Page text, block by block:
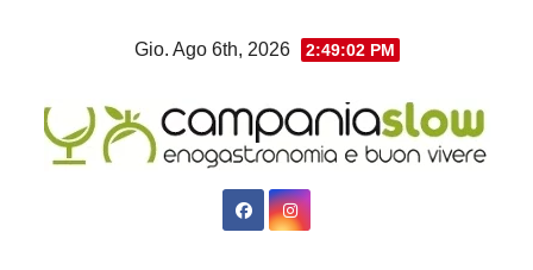
Gio. Ago 6th, 2026 2:49:02 PM